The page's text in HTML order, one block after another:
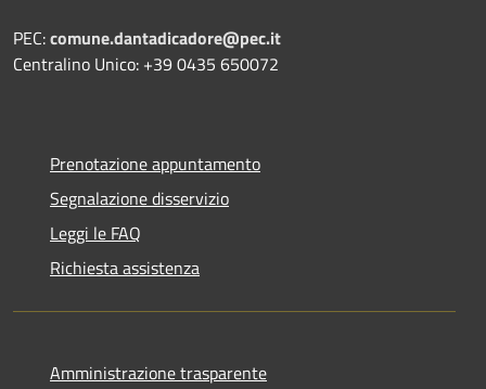
PEC:comune.dantadicadore@pec.it
Centralino Unico: +39 0435 650072
Prenotazione appuntamento
Segnalazione disservizio
Leggi le FAQ
Richiesta assistenza
Amministrazione trasparente